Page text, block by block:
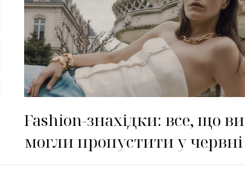
Fashion-знахідки: все, що ви
могли пропустити у червні